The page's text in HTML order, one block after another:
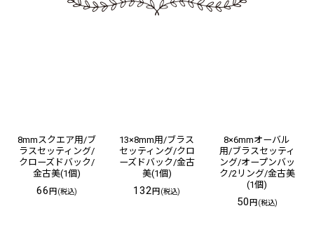
8mmスクエア用/ブ
ラスセッティング/
クローズドバック/
金古美(1個)
66円 (税込)
13×8mm用/ブラス
セッティング/クロ
ーズドバック/金古
美(1個)
132円 (税込)
8×6mmオーバル
用/ブラスセッティ
ング/オープンバッ
ク/2リング/金古美
(1個)
50 円 (税込)